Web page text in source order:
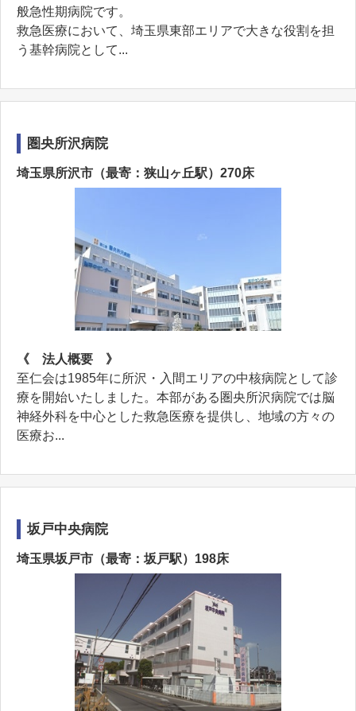
般急性期病院です。
救急医療において、埼玉県東部エリアで大きな役割を担
う基幹病院として...
圏央所沢病院
埼玉県所沢市（最寄：狭山ヶ丘駅）270床
《 法人概要 》
至仁会は1985年に所沢・入間エリアの中核病院として診
療を開始いたしました。本部がある圏央所沢病院では脳
神経外科を中心とした救急医療を提供し、地域の方々の
医療お...
坂戸中央病院
埼玉県坂戸市（最寄：坂戸駅）198床